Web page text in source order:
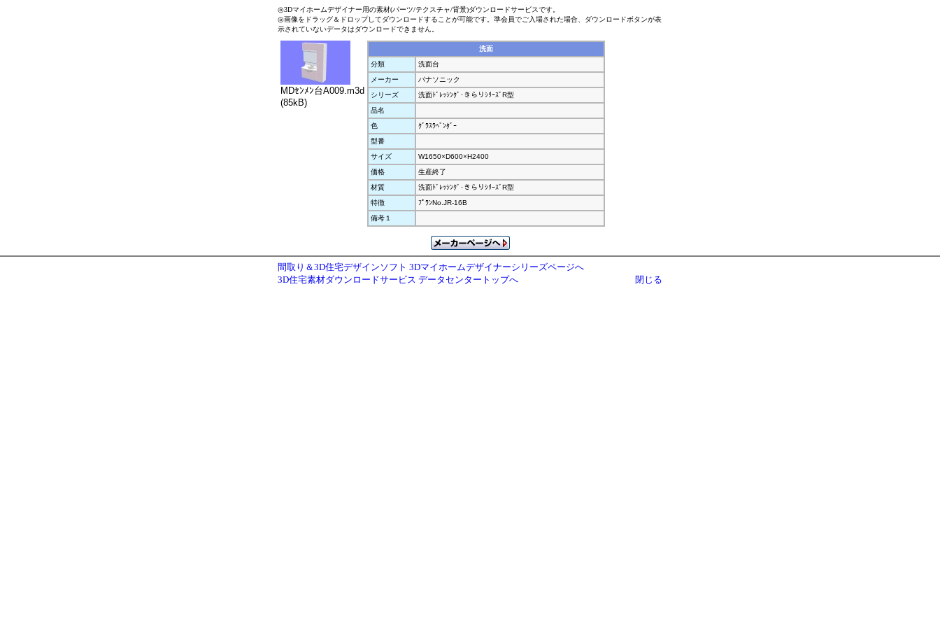
◎3Dマイホームデザイナー用の素材(パーツ/テクスチャ/背景)ダウンロードサービスです。
◎画像をドラッグ＆ドロップしてダウンロードすることが可能です。準会員でご入場された場合、ダウンロードボタンが表
示されていないデータはダウンロードできません。
MDｾﾝﾒﾝ台A009.m3d
(85kB)
洗面
分類
洗面台
メーカー
パナソニック
シリーズ
洗面ﾄﾞﾚｯｼﾝｸﾞ･きらりｼﾘｰｽﾞR型
品名
色
ｸﾞﾗｽﾗﾍﾞﾝﾀﾞｰ
型番
サイズ
W1650×D600×H2400
価格
生産終了
材質
洗面ﾄﾞﾚｯｼﾝｸﾞ･きらりｼﾘｰｽﾞR型
特徴
ﾌﾟﾗﾝNo.JR-16B
備考１
間取り＆3D住宅デザインソフト 3Dマイホームデザイナーシリーズページへ
3D住宅素材ダウンロードサービス データセンタートップへ
閉じる